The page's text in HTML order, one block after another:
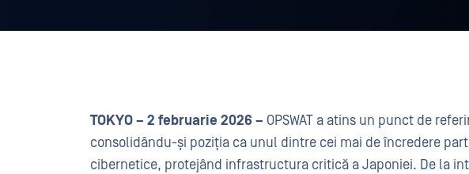
TOKYO – 2 februarie 2026 – OPSWAT a atins un punct de
consolidându-și poziția ca unul dintre cei mai de încredere
cibernetice, protejând infrastructura critică a Japoniei. De la